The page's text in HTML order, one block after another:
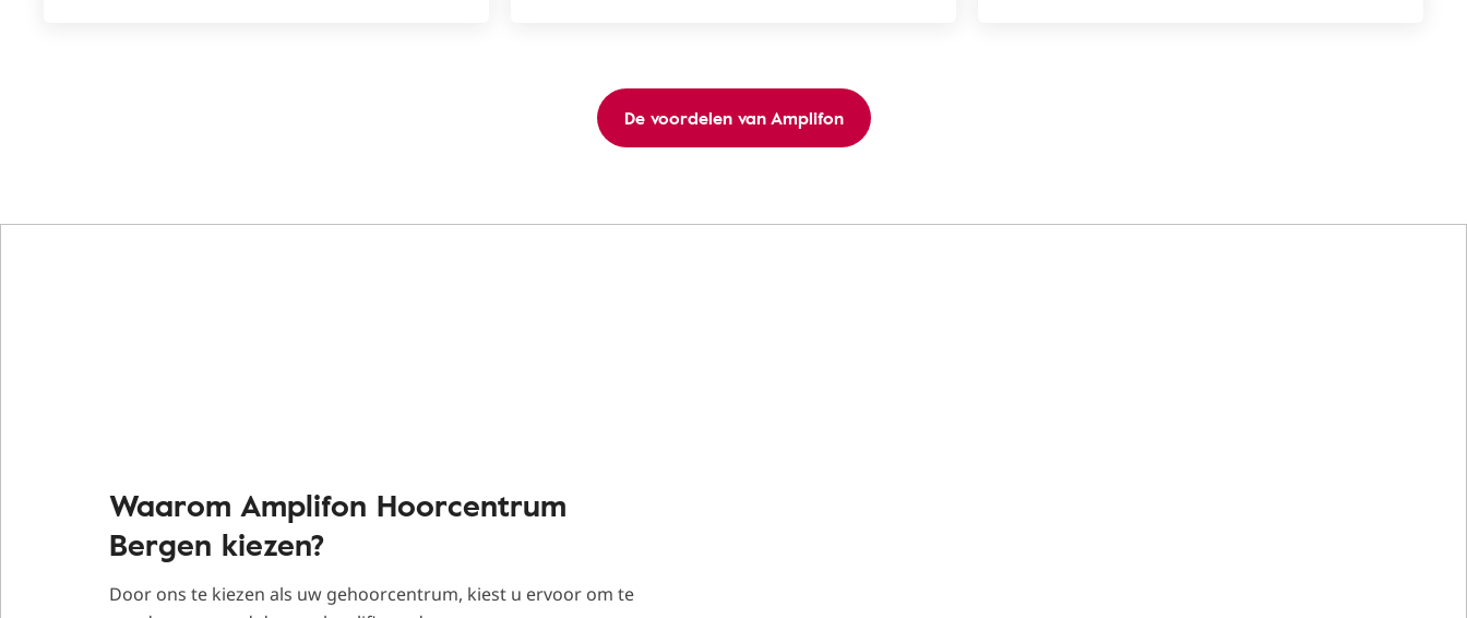
De voordelen van Amplifon
Waarom Amplifon Hoorcentrum
Bergen kiezen?
Door ons te kiezen als uw gehoorcentrum, kiest u ervoor om te